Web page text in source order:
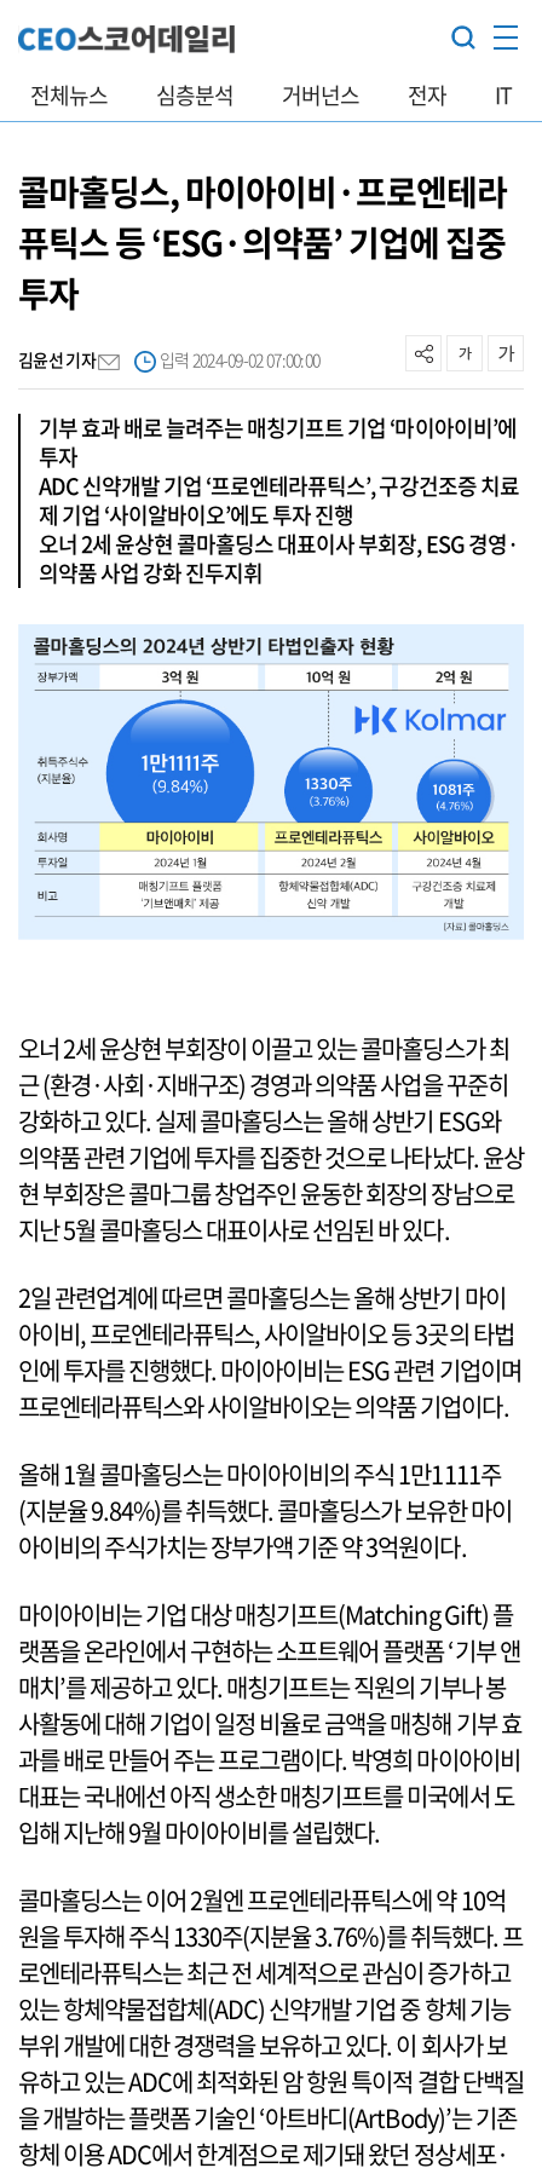
전체뉴스 심층분석 거버넌스 전자 IT
콜마홀딩스, 마이아이비·프로엔테라
퓨틱스 등 ‘ESG·의약품’ 기업에 집중
투자
김윤선 기자 입력 2024-09-02 07:00:00
기부 효과 배로 늘려주는 매칭기프트 기업 ‘마이아이비’에
투자
ADC 신약개발 기업 ‘프로엔테라퓨틱스’, 구강건조증 치료
제 기업 ‘사이알바이오’에도 투자 진행
오너 2세 윤상현 콜마홀딩스 대표이사 부회장, ESG 경영·
의약품 사업 강화 진두지휘
오너 2세 윤상현 부회장이 이끌고 있는 콜마홀딩스가 최
근 (환경·사회·지배구조) 경영과 의약품 사업을 꾸준히
강화하고 있다. 실제 콜마홀딩스는 올해 상반기 ESG와
의약품 관련 기업에 투자를 집중한 것으로 나타났다. 윤상
현 부회장은 콜마그룹 창업주인 윤동한 회장의 장남으로
지난 5월 콜마홀딩스 대표이사로 선임된 바 있다.
2일 관련업계에 따르면 콜마홀딩스는 올해 상반기 마이
아이비, 프로엔테라퓨틱스, 사이알바이오 등 3곳의 타법
인에 투자를 진행했다. 마이아이비는 ESG 관련 기업이며
프로엔테라퓨틱스와 사이알바이오는 의약품 기업이다.
올해 1월 콜마홀딩스는 마이아이비의 주식 1만1111주
(지분율 9.84%)를 취득했다. 콜마홀딩스가 보유한 마이
아이비의 주식가치는 장부가액 기준 약 3억원이다.
마이아이비는 기업 대상 매칭기프트(Matching Gift) 플
랫폼을 온라인에서 구현하는 소프트웨어 플랫폼 ‘기부 앤
매치’를 제공하고 있다. 매칭기프트는 직원의 기부나 봉
사활동에 대해 기업이 일정 비율로 금액을 매칭해 기부 효
과를 배로 만들어 주는 프로그램이다. 박영희 마이아이비
대표는 국내에선 아직 생소한 매칭기프트를 미국에서 도
입해 지난해 9월 마이아이비를 설립했다.
콜마홀딩스는 이어 2월엔 프로엔테라퓨틱스에 약 10억
원을 투자해 주식 1330주(지분율 3.76%)를 취득했다. 프
로엔테라퓨틱스는 최근 전 세계적으로 관심이 증가하고
있는 항체약물접합체(ADC) 신약개발 기업 중 항체 기능
부위 개발에 대한 경쟁력을 보유하고 있다. 이 회사가 보
유하고 있는 ADC에 최적화된 암 항원 특이적 결합 단백질
을 개발하는 플랫폼 기술인 ‘아트바디(ArtBody)’는 기존
항체 이용 ADC에서 한계점으로 제기돼 왔던 정상세포·